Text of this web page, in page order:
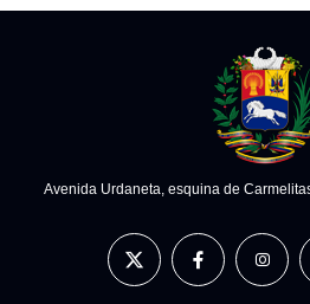
Avenida Urdaneta, esquina de